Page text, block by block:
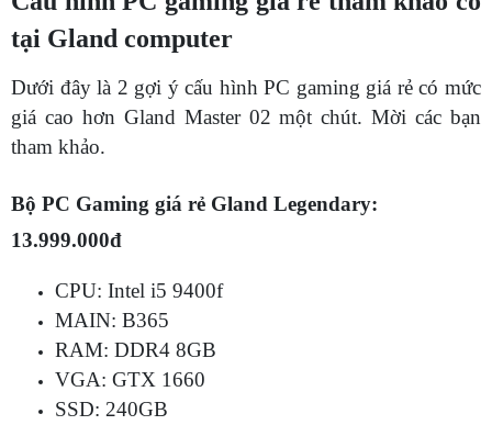
tại Gland computer
Dưới đây là 2 gợi ý cấu hình PC gaming giá rẻ có mức
giá cao hơn Gland Master 02 một chút. Mời các bạn
tham khảo.
Bộ PC Gaming giá rẻ Gland Legendary:
13.999.000đ
CPU: Intel i5 9400f
MAIN: B365
RAM: DDR4 8GB
VGA: GTX 1660
SSD: 240GB